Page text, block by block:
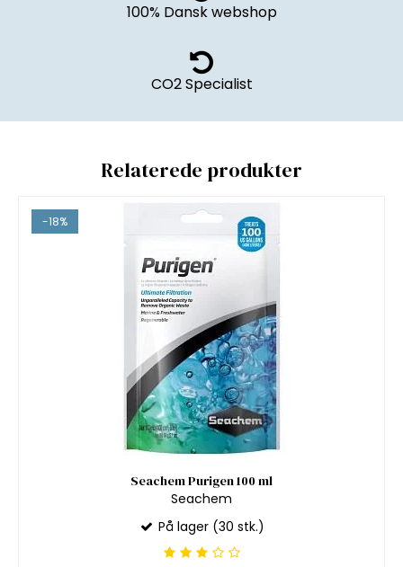
100% Dansk webshop
CO2 Specialist
Relaterede produkter
-18%
Seachem Purigen 100 ml
Seachem
På lager (30 stk.)